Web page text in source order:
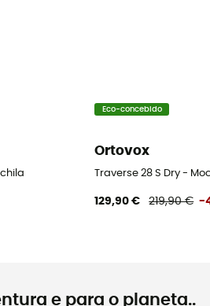
de valor
Eco-concebido
Ortovox
Traverse 28 S Dry -
129,90 € 219,90 € -
e para o planeta..